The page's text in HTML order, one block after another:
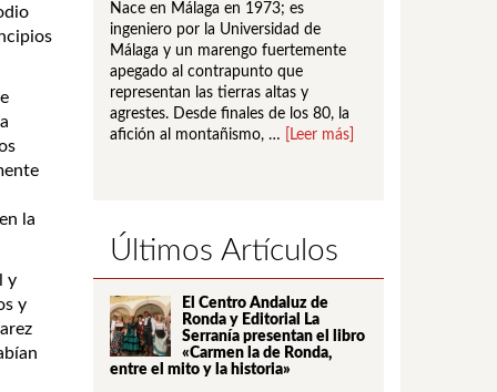
la
y
y
1 de
y
Superior
de varios
los espacios …
Nace en Málaga en 1973; es
ingeniero por la Universidad de
Málaga y un marengo fuertemente
apegado al contrapunto que
representan las tierras altas y
agrestes. Desde finales de los 80, la
afición al montañismo, …
[Leer más]
Últimos Artículos
El Centro Andaluz de
Ronda y Editorial La
Serranía presentan el libro
«Carmen la de Ronda,
entre el mito y la historia»